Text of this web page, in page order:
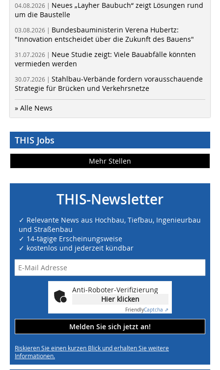
04.08.2026 | Neues „Layher Baubuch“ zeigt Lösungen rund
um die Baustelle
03.08.2026 | Bundesbauministerin Verena Hubertz:
"Innovation entscheidet über die Zukunft des Bauens"
31.07.2026 | Neue Studie zeigt: Viele Bauabfälle könnten
vermieden werden
30.07.2026 | Stahlbau-Verbände fordern vorausschauende
Strategie für Brücken und Verkehrsnetze
» Alle News
THIS Jobs
Mehr Stellen
THIS-Newsletter
✓ Relevante News aus Hochbau, Tiefbau, Ingenieurbau
und Straßenbau
✓ 14-tägige Erscheinungsweise
✓ kostenlos und jederzeit kündbar
Anti-Roboter-Verifizierung
Hier klicken
FriendlyCaptcha ⇗
Melden Sie sich jetzt an!
Riskieren Sie einen kurzen Blick und erhalten Sie weitere
Informationen.